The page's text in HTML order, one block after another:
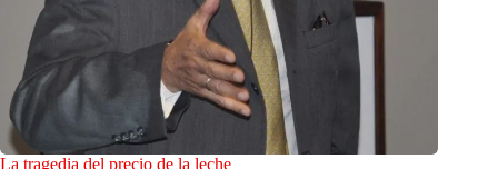
La tragedia del precio de la leche